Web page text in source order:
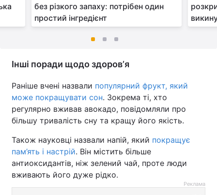
без різкого запаху: потрібен один
простий інгредієнт
Інші поради щодо здоровʼя
Раніше вчені назвали популярний фрукт, який
може покращувати сон. Зокрема ті, хто
регулярно вживав авокадо, повідомляли про
більшу тривалість сну та кращу його якість.
Також науковці назвали напій, який покращує
пам’ять і настрій. Він містить більше
антиоксидантів, ніж зелений чай, проте люди
вживають його дуже рідко.
Реклама